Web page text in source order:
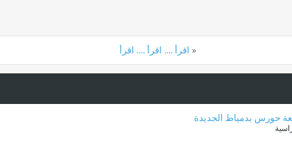
« اقرأ .... اقرأ .... اقرأ
حورس بدمياط الجديدة